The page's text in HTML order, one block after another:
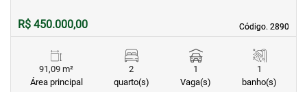
Código. 2890
Código. 2890
R$ 450.000,00
91,09 m²
Área principal
2
quarto(s)
1
Vaga(s)
1
banho(s)